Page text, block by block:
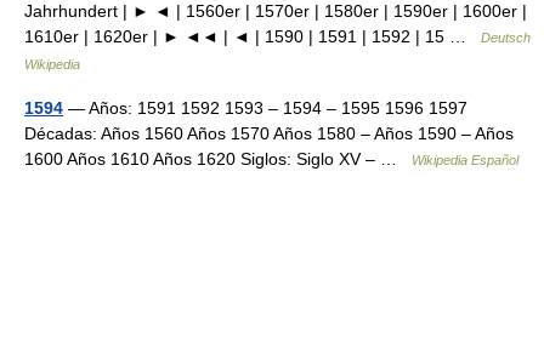
Jahrhundert | ► ◄ | 1560er | 1570er | 1580er | 1590er | 1600er |
1610er | 1620er | ► ◄◄ | ◄ | 1590 | 1591 | 1592 | 15 …
Deutsch
Wikipedia
1594 — Años: 1591 1592 1593 – 1594 – 1595 1596 1597
Décadas: Años 1560 Años 1570 Años 1580 – Años 1590 – Años
1600 Años 1610 Años 1620 Siglos: Siglo XV – …
Wikipedia Español